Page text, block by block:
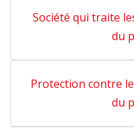
Société qui traite
du
Protection contre
du